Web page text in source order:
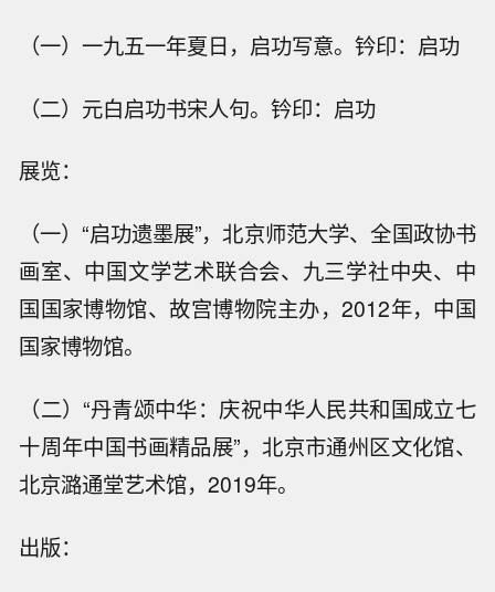
（一）一九五一年夏日，启功写意。钤印：启功
（二）元白启功书宋人句。钤印：启功
展览：
（一）“启功遗墨展”，北京师范大学、全国政协书
画室、中国文学艺术联合会、九三学社中央、中
国国家博物馆、故宫博物院主办，2012年，中国
国家博物馆。
（二）“丹青颂中华：庆祝中华人民共和国成立七
十周年中国书画精品展”，北京市通州区文化馆、
北京潞通堂艺术馆，2019年。
出版：